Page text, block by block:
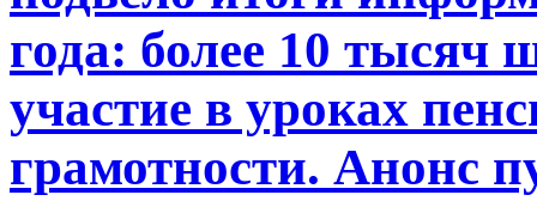
года: более 10 тысяч
участие в уроках
грамотности. Анонс